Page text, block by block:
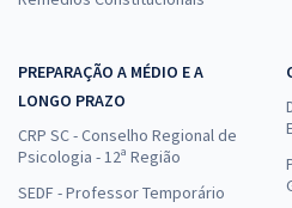
PREPARAÇÃO A MÉDIO E A
LONGO PRAZO
CRP SC - Conselho Regional de
Psicologia - 12ª Região
SEDF - Professor Temporário